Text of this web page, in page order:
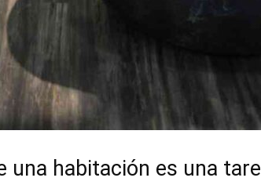
una habitación es una